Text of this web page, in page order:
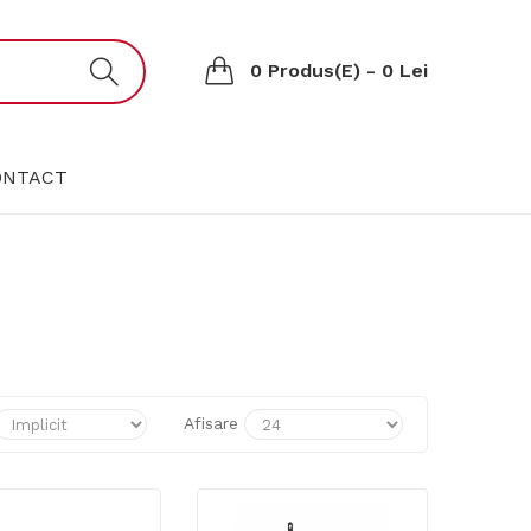
0 Produs(e) - 0 Lei
Afisare